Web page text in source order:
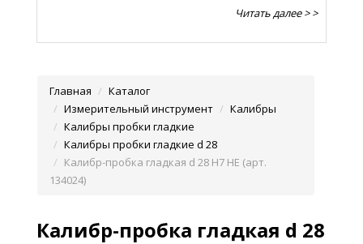
Читать далее > >
Главная
Каталог
Измерительный инструмент
Калибры
Калибры пробки гладкие
Калибры пробки гладкие d 28
Калибр-пробка гладкая d 28 Н7 НЕ (арт.
134024)
Калибр-пробка гладкая d 28